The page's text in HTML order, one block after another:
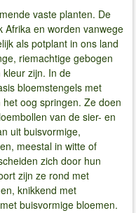
vaste planten. De
Afrika en worden vanwege
als potplant in ons land
riemachtige gebogen
zijn. In de
bloemstengels met
oog springen. Ze doen
van de sier- en
​​uit buisvormige,
meestal in witte of
zich door hun
zijn ze rond met
knikkend met
buisvormige bloemen.